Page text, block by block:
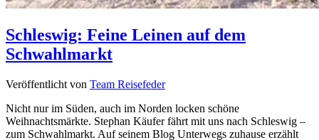
Schleswig: Feine Leinen auf dem
Schwahlmarkt
Veröffentlicht von Team Reisefeder
Nicht nur im Süden, auch im Norden locken schöne
Weihnachtsmärkte. Stephan Käufer fährt mit uns nach Schleswig –
zum Schwahlmarkt. Auf seinem Blog Unterwegs zuhause erzählt